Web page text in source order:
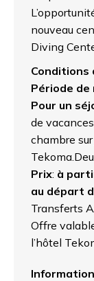
nouveau
Diving
Conditions
Période
Pour un
de
chambre
Prix: à
au départ
Transferts
Offre
l’hôtel